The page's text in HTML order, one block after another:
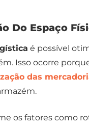
Do Espaço
é possível
Isso ocorre
das
os fatores como